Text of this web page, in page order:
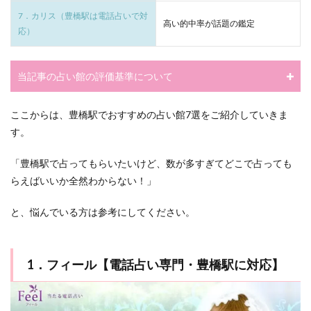
7．カリス（豊橋駅は電話占いで対
応）
高い的中率が話題の鑑定
当記事の占い館の評価基準について
ここからは、豊橋駅でおすすめの占い館7選をご紹介していきま
す。
「豊橋駅で占ってもらいたいけど、数が多すぎてどこで占っても
らえばいいか全然わからない！」
と、悩んでいる方は参考にしてください。
1．フィール【電話占い専門・豊橋駅に対応】